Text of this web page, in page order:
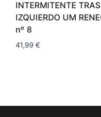
INTERMITENTE
IZQUIERDO UM
nº 8
41,99 €